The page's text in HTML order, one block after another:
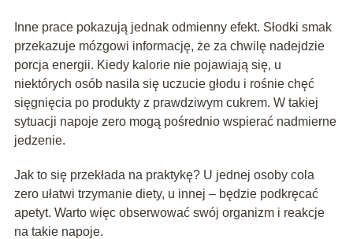
Inne prace pokazują jednak odmienny efekt. Słodki smak
przekazuje mózgowi informację, że za chwilę nadejdzie
porcja energii. Kiedy kalorie nie pojawiają się, u
niektórych osób nasila się uczucie głodu i rośnie chęć
sięgnięcia po produkty z prawdziwym cukrem. W takiej
sytuacji napoje zero mogą pośrednio wspierać nadmierne
jedzenie.
Jak to się przekłada na praktykę? U jednej osoby cola
zero ułatwi trzymanie diety, u innej – będzie podkręcać
apetyt. Warto więc obserwować swój organizm i reakcje
na takie napoje.